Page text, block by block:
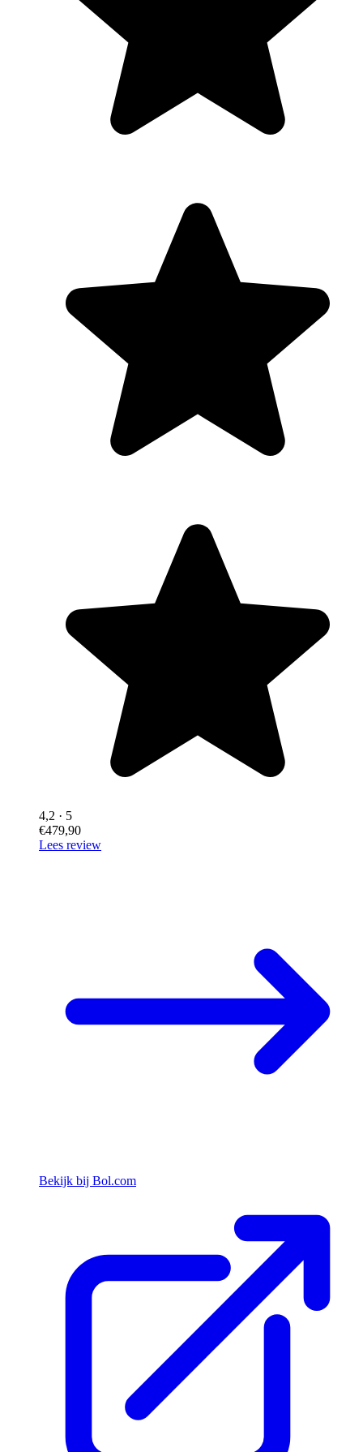
4,2 · 5
€479,90
Lees review
Bekijk bij Bol.com